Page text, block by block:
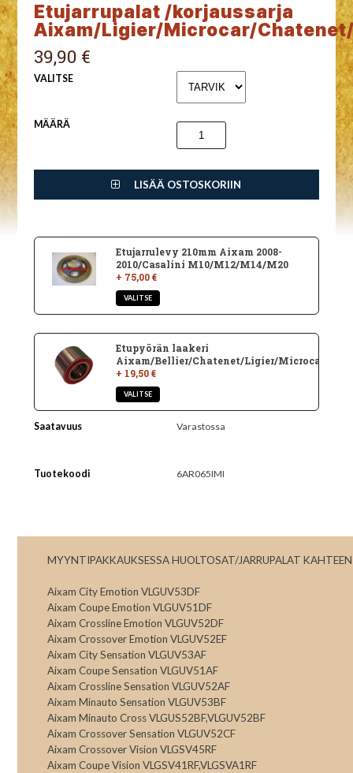
Etujarrupalat /korjaussarja
Aixam/Ligier/Microcar/
39,90 €
VALITSE
MÄÄRÄ
LISÄÄ OSTOSKORIIN
Etujarrulevy 210mm Aixam 2008-
2010/Casalini M10/M12/M14/M20
+ 75,00 €
Etupyörän laakeri
Aixam/Bellier/Chatenet/Ligier/Microcar
+ 19,50 €
Saatavuus Varastossa
Tuotekoodi 6AR065IMI
MYYNTIPAKKAUKSESSA HUOLTOSAT/JARRUPALAT
Aixam City Emotion VLGUV53DF
Aixam Coupe Emotion VLGUV51DF
Aixam Crossline Emotion VLGUV52DF
Aixam Crossover Emotion VLGUV52EF
Aixam City Sensation VLGUV53AF
Aixam Coupe Sensation VLGUV51AF
Aixam Crossline Sensation VLGUV52AF
Aixam Minauto Sensation VLGUV53BF
Aixam Minauto Cross VLGUS52BF,VLGUV52BF
Aixam Crossover Sensation VLGUV52CF
Aixam Crossover Vision VLGSV45RF
Aixam Coupe Vision VLGSV41RF,VLGSVA1RF